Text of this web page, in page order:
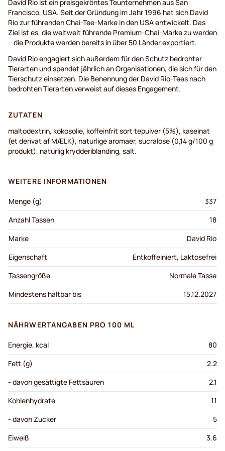
David Rio ist ein preisgekröntes Teunternehmen aus San
Francisco, USA. Seit der Gründung im Jahr 1996 hat sich David
Rio zur führenden Chai-Tee-Marke in den USA entwickelt. Das
Ziel ist es, die weltweit führende Premium-Chai-Marke zu werden
– die Produkte werden bereits in über 50 Länder exportiert.
David Rio engagiert sich außerdem für den Schutz bedrohter
Tierarten und spendet jährlich an Organisationen, die sich für den
Tierschutz einsetzen. Die Benennung der David Rio-Tees nach
bedrohten Tierarten verweist auf dieses Engagement.
ZUTATEN
maltodextrin, kokosolie, koffeinfrit sort tepulver (5%), kaseinat
(et derivat af MÆLK), naturlige aromaer, sucralose (0,14 g/100 g
produkt), naturlig krydderiblanding, salt.
WEITERE INFORMATIONEN
Menge (g)
337
Anzahl Tassen
18
Marke
David Rio
Eigenschaft
Entkoffeiniert, Laktosefrei
Tassengröße
Normale Tasse
Mindestens haltbar bis
15.12.2027
NÄHRWERTANGABEN PRO 100 ML
Energie, kcal
80
Fett (g)
2.2
- davon gesättigte Fettsäuren
2.1
Kohlenhydrate
11
- davon Zucker
5
Eiweiß
3.6